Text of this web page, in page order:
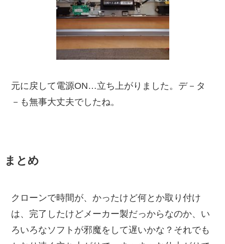
元に戻して電源ON…立ち上がりました。デ－タ
－も無事大丈夫でしたね。
まとめ
クローンで時間が、かったけど何とか取り付け
は、完了したけどメーカー製だっからなのか、い
ろいろなソフトが邪魔をして遅いかな？それでも